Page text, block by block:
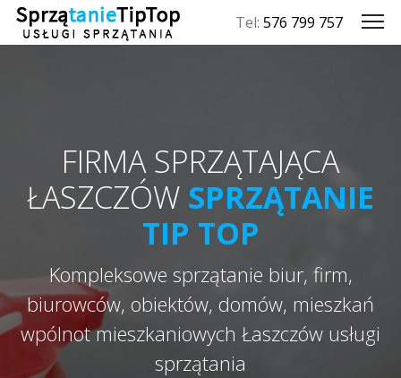
Tel: 576 799 757
FIRMA SPRZĄTAJĄCA
ŁASZCZÓW SPRZĄTANIE
TIP TOP
Kompleksowe sprzątanie biur, firm,
biurowców, obiektów, domów, mieszkań
wpólnot mieszkaniowych Łaszczów usługi
sprzątania